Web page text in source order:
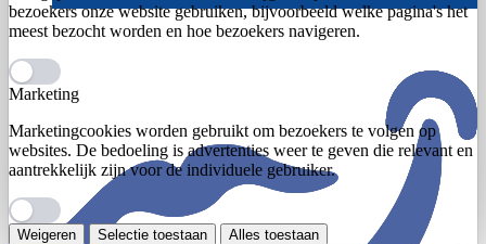
bezoekers onze website gebruiken, bijvoorbeeld welke pagina's het
meest bezocht worden en hoe bezoekers navigeren.
Marketing
Marketingcookies worden gebruikt om bezoekers te volgen op
websites. De bedoeling is advertenties weer te geven die relevant en
aantrekkelijk zijn voor de individuele gebruiker.
Weigeren Selectie toestaan Alles toestaan